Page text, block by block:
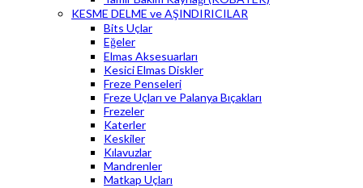
KESME DELME ve AŞINDIRICILAR
Bits Uçlar
Eğeler
Elmas Aksesuarları
Kesici Elmas Diskler
Freze Penseleri
Freze Uçları ve Palanya Bıçakları
Frezeler
Katerler
Keskiler
Kılavuzlar
Mandrenler
Matkap Uçları